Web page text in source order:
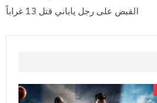
القبض على رجل ياباني قتل 13 غراباً